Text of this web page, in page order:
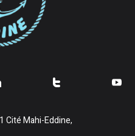
Cité Mahi-Eddine,